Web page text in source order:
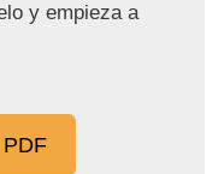
y empieza a